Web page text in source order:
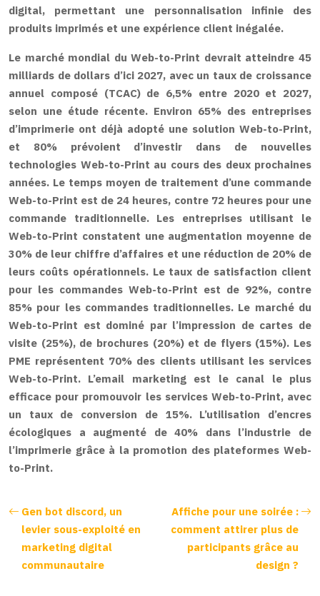
digital, permettant une personnalisation infinie des
produits imprimés et une expérience client inégalée.
Le marché mondial du Web-to-Print devrait atteindre 45
milliards de dollars d’ici 2027, avec un taux de croissance
annuel composé (TCAC) de 6,5% entre 2020 et 2027,
selon une étude récente. Environ 65% des entreprises
d’imprimerie ont déjà adopté une solution Web-to-Print,
et 80% prévoient d’investir dans de nouvelles
technologies Web-to-Print au cours des deux prochaines
années. Le temps moyen de traitement d’une commande
Web-to-Print est de 24 heures, contre 72 heures pour une
commande traditionnelle. Les entreprises utilisant le
Web-to-Print constatent une augmentation moyenne de
30% de leur chiffre d’affaires et une réduction de 20% de
leurs coûts opérationnels. Le taux de satisfaction client
pour les commandes Web-to-Print est de 92%, contre
85% pour les commandes traditionnelles. Le marché du
Web-to-Print est dominé par l’impression de cartes de
visite (25%), de brochures (20%) et de flyers (15%). Les
PME représentent 70% des clients utilisant les services
Web-to-Print. L’email marketing est le canal le plus
efficace pour promouvoir les services Web-to-Print, avec
un taux de conversion de 15%. L’utilisation d’encres
écologiques a augmenté de 40% dans l’industrie de
l’imprimerie grâce à la promotion des plateformes Web-
to-Print.
Gen bot discord, un
levier sous-exploité en
marketing digital
communautaire
Affiche pour une soirée :
comment attirer plus de
participants grâce au
design ?